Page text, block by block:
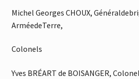
Michel Georges CHOUX,
ArméedeTerre,
Colonels
Yves BRÉART de BOISANGER,